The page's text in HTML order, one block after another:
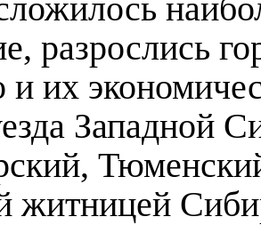
разрослись
и их
Западной
житницей